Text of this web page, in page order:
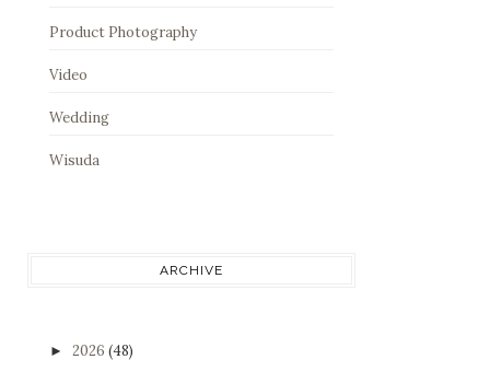
Product Photography
Video
Wedding
Wisuda
ARCHIVE
► 2026 (48)